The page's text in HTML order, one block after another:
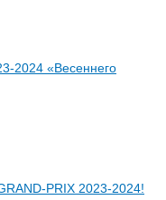
2024 «Весеннего
PRIX 2023-2024!